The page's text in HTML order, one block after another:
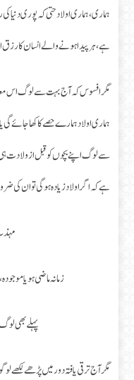
ہماری، ہماری اولاد حتی کہ پوری
ہے، ہر پیدا ہونے والے انسان کا
مگر افسوس کہ آج بہت سے لوگ اس
ہماری اولاد ہمارے حصے کا کھا جائے
سے لوگ اپنے بچوں کو قبل از ولادت ہی
ہے کہ اگر اولاد زیادہ ہوگی تو ان
زمانہ ماضی ہو یا
پہلے بھی
مگر آج ترقی یافتہ دور میں پڑھے لکھے